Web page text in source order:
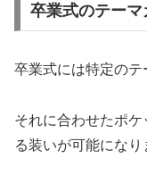
卒業式のテー
卒業式には特定のテ
それに合わせたポ
る装いが可能になり